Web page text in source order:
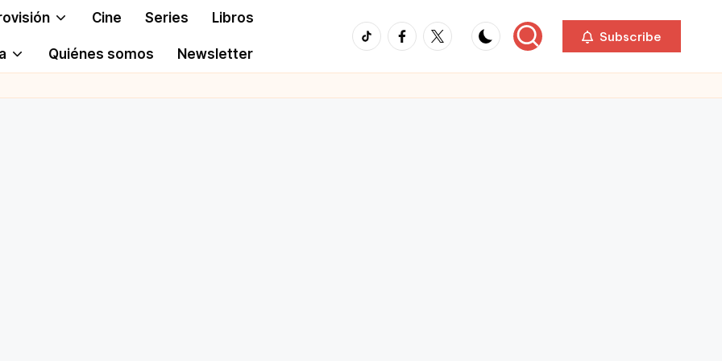
Cine Series Libros
Quiénes somos Newsletter
TikTokFacebook
Twitter Subscribe